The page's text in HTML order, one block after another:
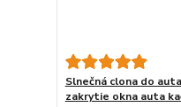
Slnečná clona do
zakrytie okna auta